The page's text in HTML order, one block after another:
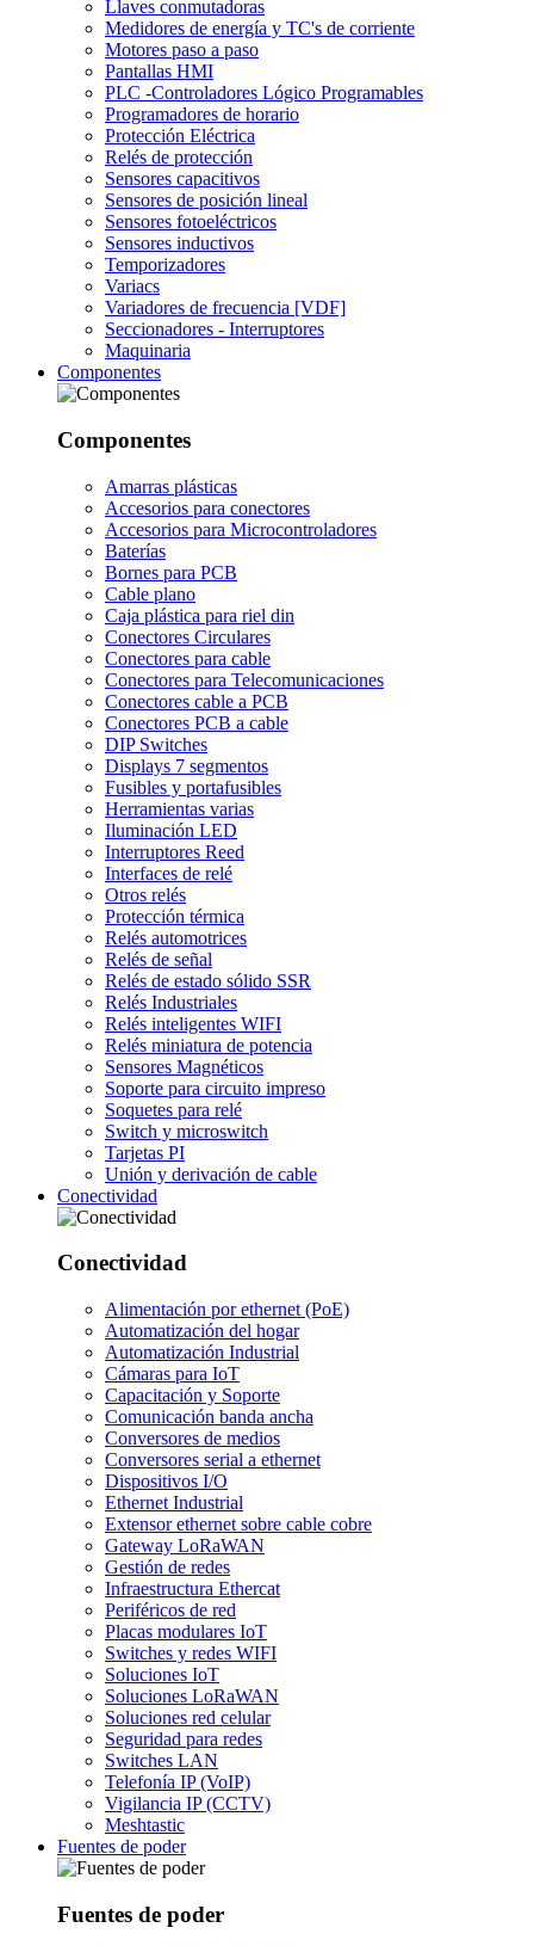
Llaves conmutadoras
Medidores de energía y TC's de corriente
Motores paso a paso
Pantallas HMI
PLC -Controladores Lógico Programables
Programadores de horario
Protección Eléctrica
Relés de protección
Sensores capacitivos
Sensores de posición lineal
Sensores fotoeléctricos
Sensores inductivos
Temporizadores
Variacs
Variadores de frecuencia [VDF]
Seccionadores - Interruptores
Maquinaria
Componentes
Componentes
Amarras plásticas
Accesorios para conectores
Accesorios para Microcontroladores
Baterías
Bornes para PCB
Cable plano
Caja plástica para riel din
Conectores Circulares
Conectores para cable
Conectores para Telecomunicaciones
Conectores cable a PCB
Conectores PCB a cable
DIP Switches
Displays 7 segmentos
Fusibles y portafusibles
Herramientas varias
Iluminación LED
Interruptores Reed
Interfaces de relé
Otros relés
Protección térmica
Relés automotrices
Relés de señal
Relés de estado sólido SSR
Relés Industriales
Relés inteligentes WIFI
Relés miniatura de potencia
Sensores Magnéticos
Soporte para circuito impreso
Soquetes para relé
Switch y microswitch
Tarjetas PI
Unión y derivación de cable
Conectividad
Conectividad
Alimentación por ethernet (PoE)
Automatización del hogar
Automatización Industrial
Cámaras para IoT
Capacitación y Soporte
Comunicación banda ancha
Conversores de medios
Conversores serial a ethernet
Dispositivos I/O
Ethernet Industrial
Extensor ethernet sobre cable cobre
Gateway LoRaWAN
Gestión de redes
Infraestructura Ethercat
Periféricos de red
Placas modulares IoT
Switches y redes WIFI
Soluciones IoT
Soluciones LoRaWAN
Soluciones red celular
Seguridad para redes
Switches LAN
Telefonía IP (VoIP)
Vigilancia IP (CCTV)
Meshtastic
Fuentes de poder
Fuentes de poder